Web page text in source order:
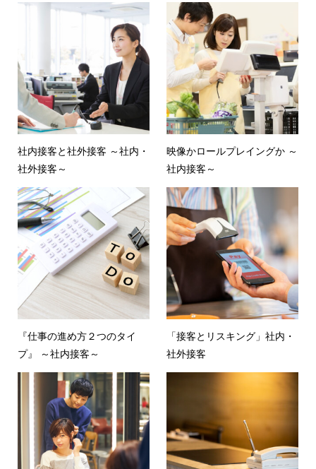
社内接客と社外接客 ～社内・
社外接客～
映像かロールプレイングか ～
社内接客～
『仕事の進め方２つのタイ
プ』 ～社内接客～
「接客とリスキング」社内・
社外接客